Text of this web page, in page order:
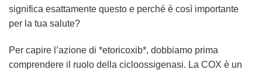
significa esattamente questo e perché è così importante
per la tua salute?
Per capire l’azione di *etoricoxib*, dobbiamo prima
comprendere il ruolo della cicloossigenasi. La COX è un